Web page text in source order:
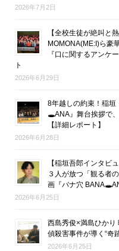
2026年7月2日
【全校生徒が絶叫と
MOMONA(ME:I)ら豪
『口に関するアンケ
ト
2026年6月29日
8年越しの約束！稲垣
🕳ANA』舞台挨拶で
【詳細レポート】
2026年6月28日
【稲垣吾郎インタビ
３人が放つ「観る者
画『バナ穴
2026年6月25日
西島秀俊×満島ひか
偵殺害事件が導く“奇
2026年6月25日